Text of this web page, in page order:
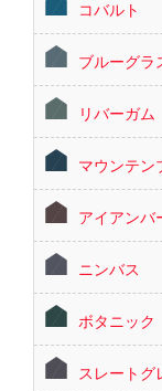
コバルト
ブルーグラ
リバーガム
マウンテン
アイアンバ
ニンバス
ボタニック
スレートグ